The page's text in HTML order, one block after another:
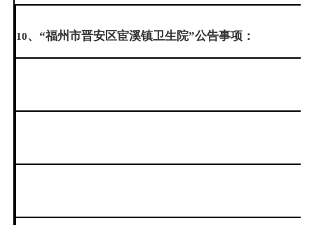
10、“福州市晋安区宦溪镇卫生院”公告事项：